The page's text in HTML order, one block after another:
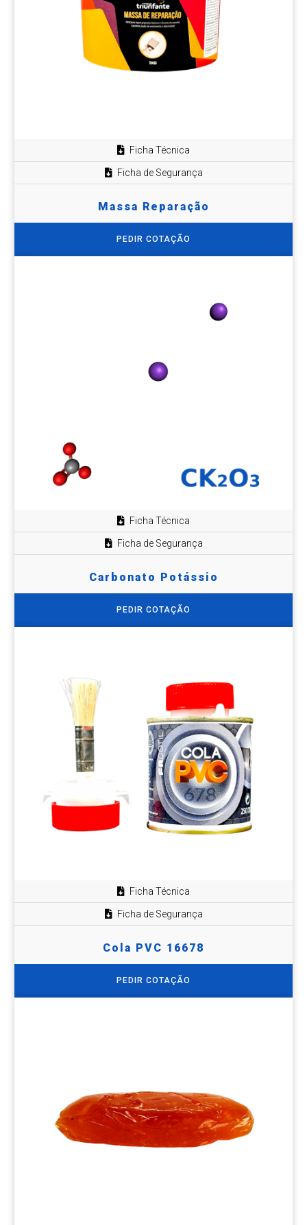
Ficha Técnica
Ficha de Segurança
Massa Reparação
PEDIR COTAÇÃO
Ficha Técnica
Ficha de Segurança
Carbonato Potássio
PEDIR COTAÇÃO
Ficha Técnica
Ficha de Segurança
Cola PVC 16678
PEDIR COTAÇÃO